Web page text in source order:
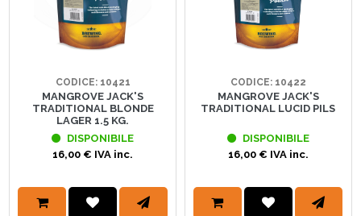
CODICE: 10421
MANGROVE JACK'S
TRADITIONAL BLONDE
LAGER 1.5 KG.
DISPONIBILE
16,00 € IVA inc.
CODICE: 10422
MANGROVE JACK'S
TRADITIONAL LUCID PILS
DISPONIBILE
16,00 € IVA inc.